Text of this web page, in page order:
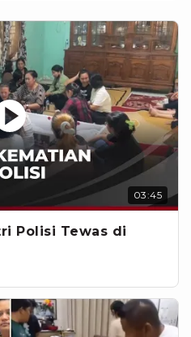
03:45
Polisi Tewas di